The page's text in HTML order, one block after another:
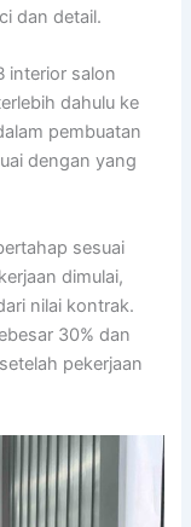
dan detail.
interior salon
dahulu ke
pembuatan
dengan yang
sesuai
dimulai,
nilai kontrak.
30% dan
pekerjaan